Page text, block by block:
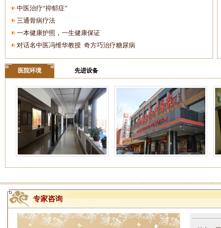
中医治疗“抑郁症”
三通骨病疗法
一本健康护照，一生健康保证
对话名中医冯维华教授 奇方巧治疗糖尿病
医院环境 先进设备
专家咨询
姓名：